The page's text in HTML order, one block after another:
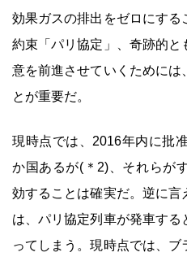
効果ガスの排出をゼロにす
約束「パリ協定」、奇跡的
意を前進させていくためには
とが重要だ。
現時点では、2016年内に批
か国あるが(＊2)、それらが
効することは確実だ。逆に言
は、パリ協定列車が発車す
ってしまう。現時点では、ブ